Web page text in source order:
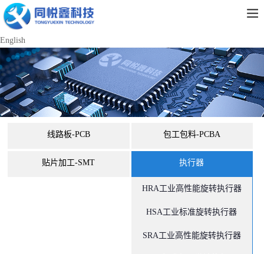
English
线路板-PCB 包工包料-PCBA
贴片加工-SMT 执行器
HRA工业高性能旋转执行器
HSA工业标准旋转执行器
SRA工业高性能旋转执行器